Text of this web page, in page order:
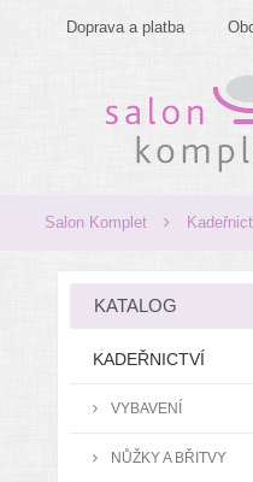
Doprava a platba
Salon Komplet
KATALOG
KADEŘNICTVÍ
VYBAVENÍ
NŮŽKY A BŘITVY